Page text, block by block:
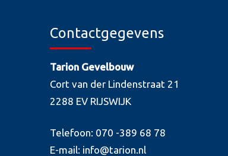
Contactgegevens
Tarion Gevelbouw
Cort van der Lindenstraat 21
2288 EV RIJSWIJK
Telefoon: 070 -389 68 78
E-mail: info@tarion.nl